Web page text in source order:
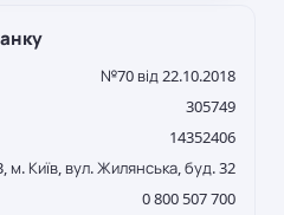
№70 від 22.10.2018
305749
14352406
м. Київ, вул. Жилянська, буд. 32
0 800 507 700